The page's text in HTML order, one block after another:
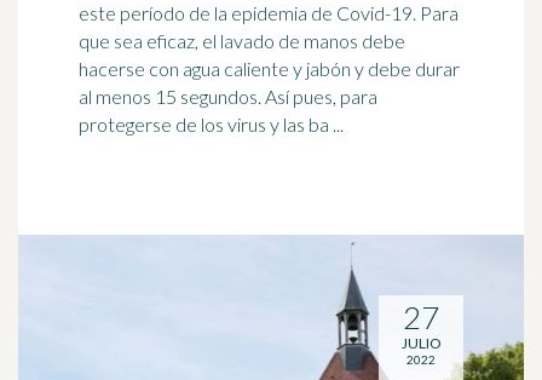
este período de la epidemia de Covid-19. Para
que sea eficaz, el lavado de manos debe
hacerse con agua caliente y jabón y debe durar
al menos 15 segundos. Así pues, para
protegerse de los virus y las ba ...
27
JULIO
2022